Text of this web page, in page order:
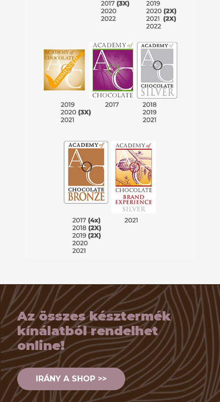
Az összes késztermék
kínálatból rendelhet
online!
IRÁNY A SHOP >>